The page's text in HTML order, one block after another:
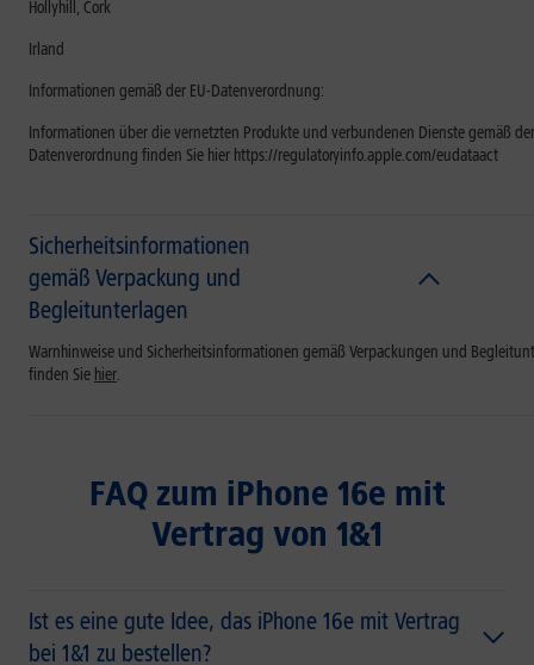
Hollyhill, Cork
Irland
Informationen gemäß der EU-Datenverordnung:
Informationen über die vernetzten Produkte und verbundenen Dienste gemäß
Datenverordnung finden Sie hier https://regulatoryinfo.apple.com/eudataact
Sicherheitsinformationen
gemäß Verpackung und
Begleitunterlagen
Warnhinweise und Sicherheitsinformationen gemäß Verpackungen und
finden Sie hier.
FAQ zum iPhone 16e mit
Vertrag von 1&1
Ist es eine gute Idee, das iPhone 16e mit Vertrag
bei 1&1 zu bestellen?